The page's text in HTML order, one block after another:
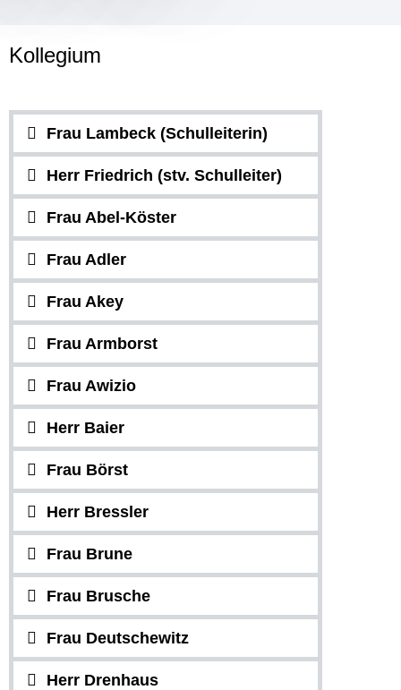
Kollegium
Frau Lambeck (Schulleiterin)
Herr Friedrich (stv. Schulleiter)
Frau Abel-Köster
Frau Adler
Frau Akey
Frau Armborst
Frau Awizio
Herr Baier
Frau Börst
Herr Bressler
Frau Brune
Frau Brusche
Frau Deutschewitz
Herr Drenhaus